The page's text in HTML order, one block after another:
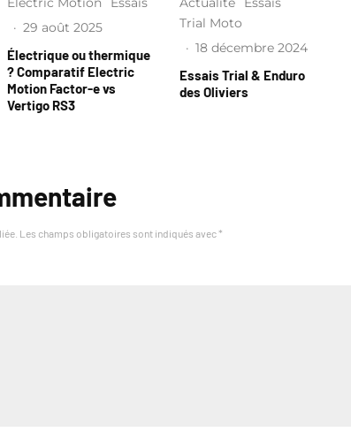
· 29 août 2025
Électrique ou thermique
? Comparatif Electric
Motion Factor-e vs
Vertigo RS3
Trial Moto
· 18 décembre 2024
Essais Trial & Enduro
des Oliviers
Les champs obligatoires sont indiqués avec *